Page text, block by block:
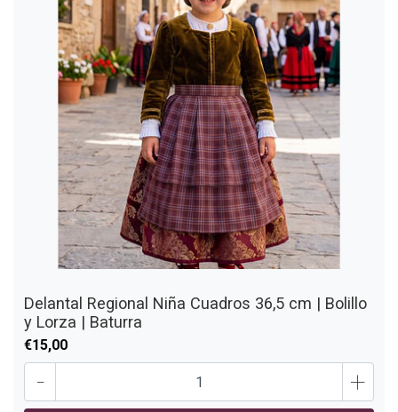
Delantal Regional Niña Cuadros 36,5 cm | Bolillo
y Lorza | Baturra
€15,00
- +